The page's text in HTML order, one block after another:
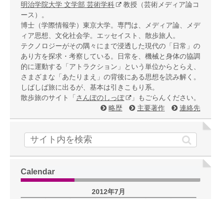
明治学院大学 文学部 芸術学科
教授（芸術メディア論コ
ース）。
博士（学際情報学）東京大学。専門は、メディア論、メデ
ィア思想、文化社会学。エッセイスト、散歩旅人。
テクノロジーがその隅々にまで浸透した現代の「日常」の
あり方を探求・考察している。日常を、機械と身体の協調
的に運動する「アトラクション」という単位からとらえ、
さまざまな「あたりまえ」の背後にある思想を読み解く。
しばしば旅に出るが、基本は引きこもり系。
散歩旅のサイト「さんぽのしっぽ
」もごらんください。
略歴
主要著作 連絡先
Calendar
2012年7月